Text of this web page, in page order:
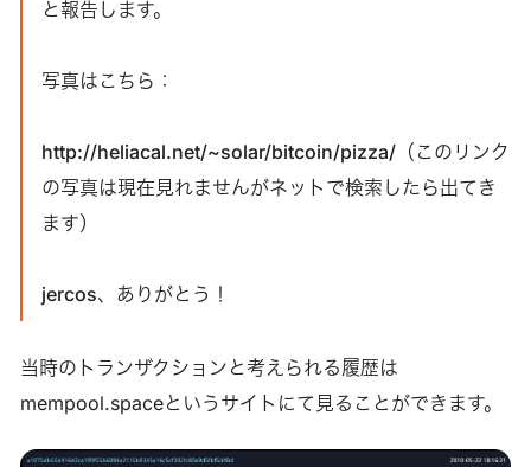
と報告します。
写真はこちら：
http://heliacal.net/~solar/bitcoin/pizza/（このリンク
の写真は現在見れませんがネットで検索したら出てき
ます）
jercos、ありがとう！
当時のトランザクションと考えられる履歴は
mempool.spaceというサイトにて見ることができます。